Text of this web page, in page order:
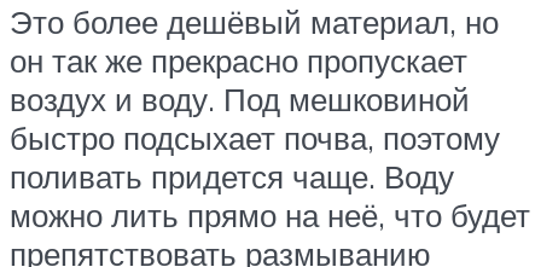
Это более дешёвый материал, но
он так же прекрасно пропускает
воздух и воду. Под мешковиной
быстро подсыхает почва, поэтому
поливать придется чаще. Воду
можно лить прямо на неё, что будет
препятствовать размыванию